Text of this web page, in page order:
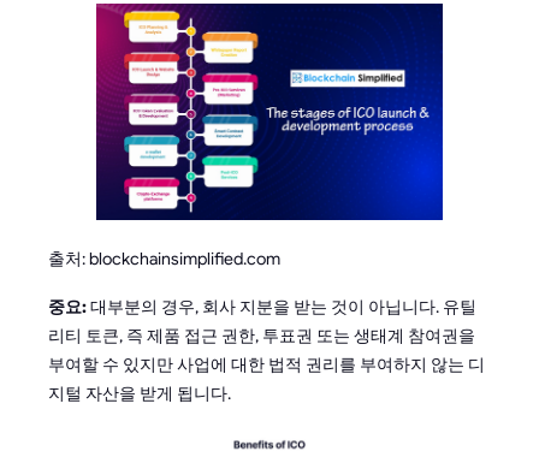
출처: blockchainsimplified.com
중요:대부분의 경우, 회사 지분을 받는 것이 아닙니다. 유틸
리티 토큰, 즉 제품 접근 권한, 투표권 또는 생태계 참여권을
부여할 수 있지만 사업에 대한 법적 권리를 부여하지 않는 디
지털 자산을 받게 됩니다.